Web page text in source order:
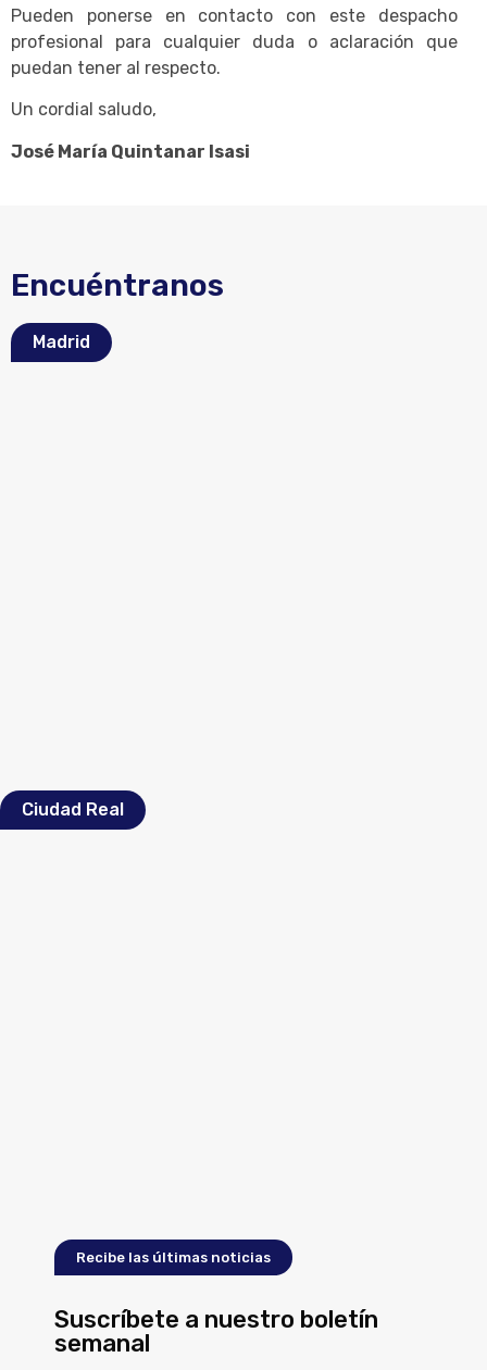
Pueden ponerse en contacto con este despacho
profesional para cualquier duda o aclaración que
puedan tener al respecto.
Un cordial saludo,
José María Quintanar Isasi
Encuéntranos
Madrid
Ciudad Real
Recibe las últimas noticias
Suscríbete a nuestro boletín
semanal